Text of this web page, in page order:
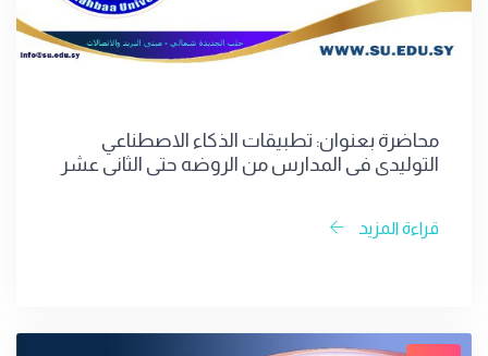
محاضرة بعنوان: تطبيقات الذكاء الاصطناعي
التوليدي في المدارس من الروضه حتى الثاني عشر
قراءة المزيد